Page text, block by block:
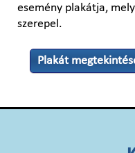
esemény plakátja,
szerepel.
Plakát